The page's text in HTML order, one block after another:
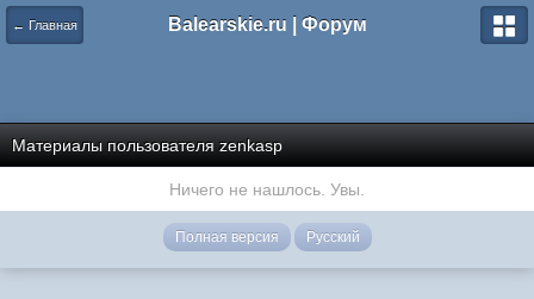
← Главная Balearskie.ru | Форум
Материалы пользователя zenkasp
Ничего не нашлось. Увы.
Полная версия Русский